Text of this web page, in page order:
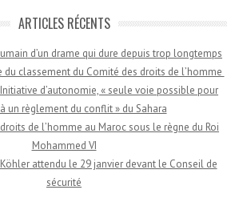
ARTICLES RÉCENTS
d’un drame qui dure depuis trop longtemps
du classement du Comité des droits de l’homme
d’autonomie, « seule voie possible pour
un règlement du conflit » du Sahara
de l’homme au Maroc sous le règne du Roi
Mohammed VI
attendu le 29 janvier devant le Conseil de
sécurité